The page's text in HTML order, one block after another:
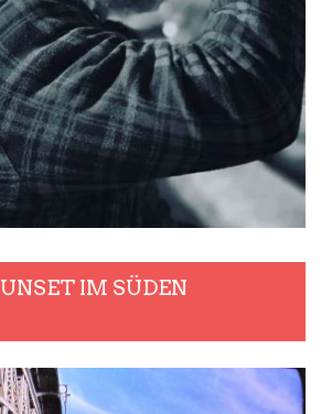
IM SÜDEN